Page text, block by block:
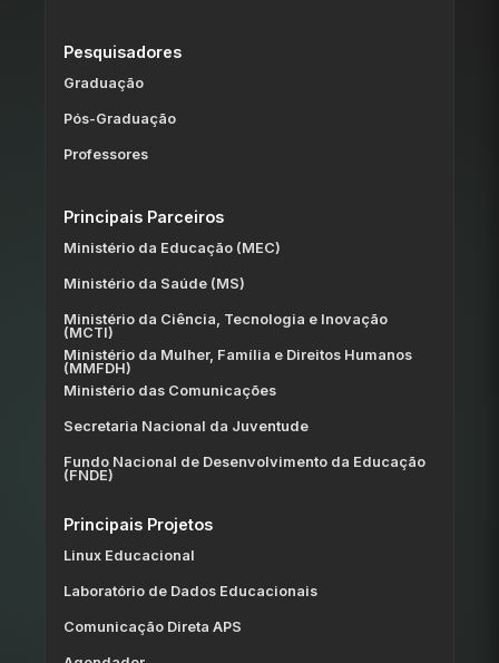
Pesquisadores
Graduação
Pós-Graduação
Professores
Principais Parceiros
Ministério da Educação (MEC)
Ministério da Saúde (MS)
Ministério da Ciência, Tecnologia e Inovação
(MCTI)
Ministério da Mulher, Família e Direitos Humanos
(MMFDH)
Ministério das Comunicações
Secretaria Nacional da Juventude
Fundo Nacional de Desenvolvimento da Educação
(FNDE)
Principais Projetos
Linux Educacional
Laboratório de Dados Educacionais
Comunicação Direta APS